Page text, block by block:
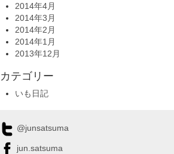
2014年4月
2014年3月
2014年2月
2014年1月
2013年12月
カテゴリー
いも日記
@junsatsuma
jun.satsuma